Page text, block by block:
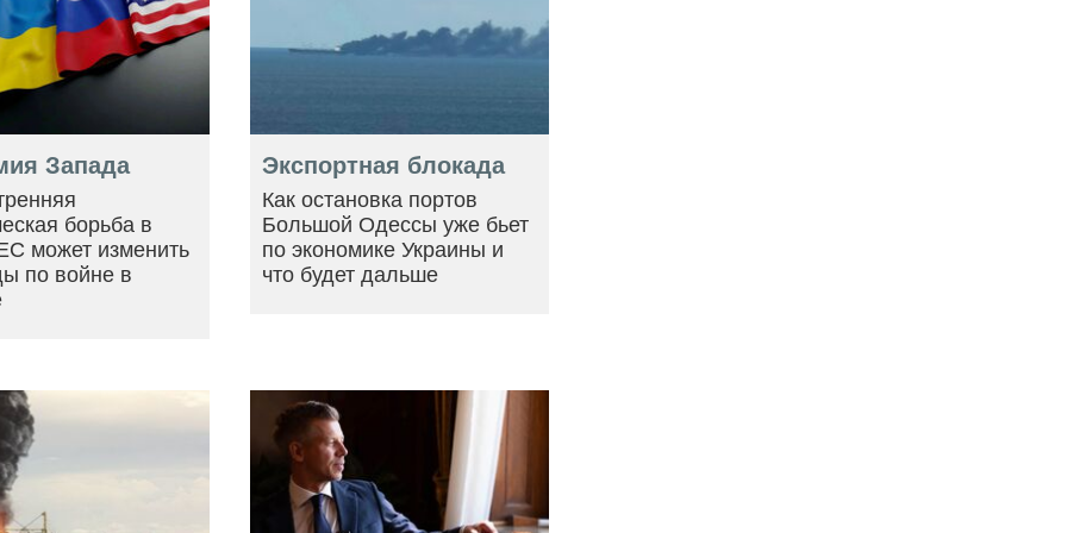
Запада
борьба в
может изменить
по войне в
Экспортная блокада
Как остановка портов
Большой Одессы уже бьет
по экономике Украины и
что будет дальше